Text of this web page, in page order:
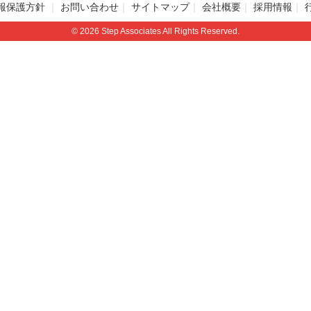
保護方針 お問い合わせ サイトマップ 会社概要 採用情報
© 2026 Step Associates All Rights Reserved.